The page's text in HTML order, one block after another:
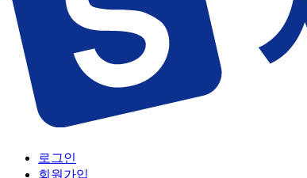
로그인
회원가입